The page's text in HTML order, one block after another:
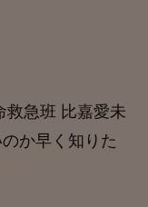
救急班 比嘉愛未
か早く知りた